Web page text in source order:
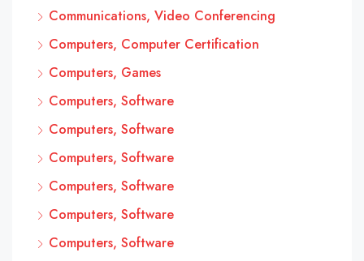
Communications, Video Conferencing
Computers, Computer Certification
Computers, Games
Computers, Software
Computers, Software
Computers, Software
Computers, Software
Computers, Software
Computers, Software